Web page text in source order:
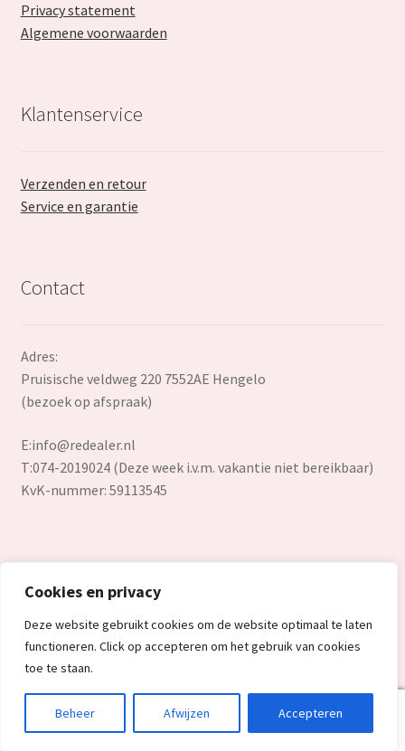
Cookies en privacy
Deze website gebruikt cookies om de website optimaal te laten
functioneren. Click op accepteren om het gebruik van cookies
toe te staan.
Beheer Afwijzen Accepteren
Privacy statement
Algemene voorwaarden
Klantenservice
Verzenden en retour
Service en garantie
Contact
Adres:
Pruisische veldweg 220 7552AE Hengelo
(bezoek op afspraak)
E:info@redealer.nl
T:074-2019024 (Deze week i.v.m. vakantie niet bereikbaar)
KvK-nummer: 59113545
© Redealer.nl | Gecontroleerde retourproducten en nieuwe
overstockproducten tegen een onverslaanbare lage prijs.
2026
Search
Search